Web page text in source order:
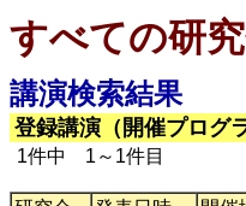
すべての研
講演検索結果
登録講演（開催プログ
1件中 1～1件目